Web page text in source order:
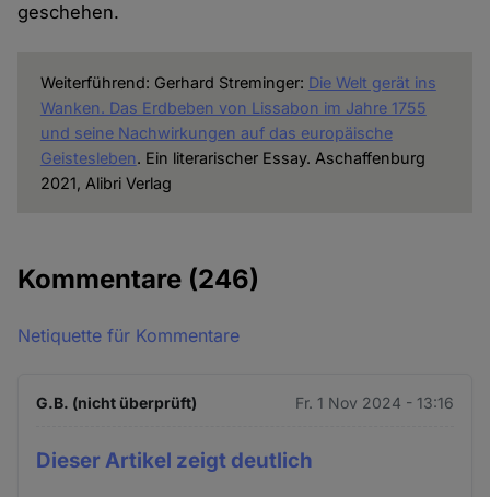
geschehen.
Weiterführend: Gerhard Streminger: Die Welt gerät ins
Wanken. Das Erdbeben von Lissabon im Jahre 1755
und seine Nachwirkungen auf das europäische
Geistesleben. Ein literarischer Essay. Aschaffenburg
2021, Alibri Verlag
Kommentare (246)
Netiquette für Kommentare
G.B. (nicht überprüft) Fr. 1 Nov 2024 - 13:16
Dieser Artikel zeigt deutlich